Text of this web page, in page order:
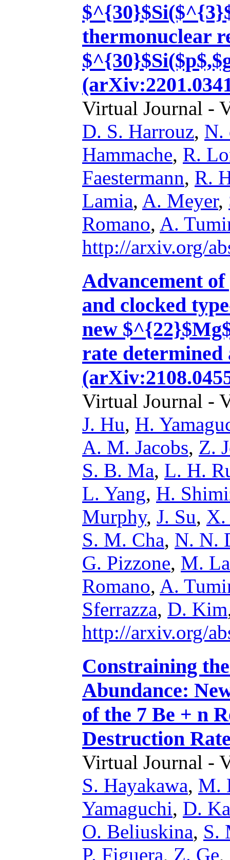
thermonuclear
Virtual Journal -
D. S. Harrouz, N.
Hammache, R.
Faestermann, R.
Lamia, A. Meyer,
Romano, A.
http://arxiv.org/
Advancement
and clocked
new
rate determined
Virtual Journal -
J. Hu, H.
A. M. Jacobs, Z.
S. B. Ma, L. H.
L. Yang, H.
Murphy, J. Su, X.
S. M. Cha, N. N.
G. Pizzone, M.
Romano, A.
Sferrazza, D. Kim
http://arxiv.org/
Constraining
Abundance:
of the 7 Be + n
Destruction
Virtual Journal -
S. Hayakawa, M.
Yamaguchi, D.
O. Beliuskina, S.
P. Figuera, Z. Ge,